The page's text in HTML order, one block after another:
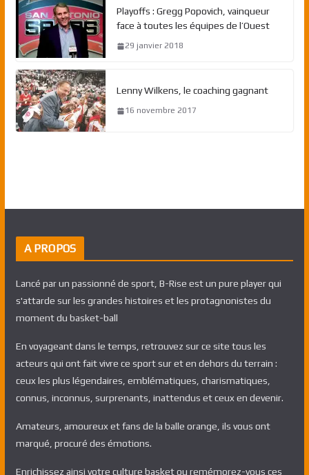
Playoffs : Gregg Popovich, vainqueur
face à toutes les équipes de l’Ouest
29 janvier 2018
Lenny Wilkens, le coaching gagnant
16 novembre 2017
A PROPOS
Lancé par un passionné de sport, B-Rise est un pure player qui
s'attarde sur les grandes histoires et les protagnonistes du
moment du basket-ball
En voyageant dans le temps, retrouvez sur ce site tous les
acteurs qui ont fait vivre ce sport sur et en dehors du terrain :
ceux les plus légendaires, emblématiques, charismatiques,
connus, inconnus, surprenants, inattendus et ceux en devenir.
Amateurs, amoureux et fans de la balle orange, ils vous ont
marqué, procuré des émotions.
Enrichissez ainsi votre culture basket ou remémorez-vous ces